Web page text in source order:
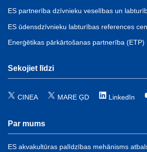
ES partnerība dzīvnieku veselības un
ES ūdensdzīvnieku labturības references
Enerģētikas pārkārtošanas partnerība (ETP)
Sekojiet līdzi
CINEA MARE ĢD LinkedIn
Par mums
ES akvakultūras palīdzības mehānisms